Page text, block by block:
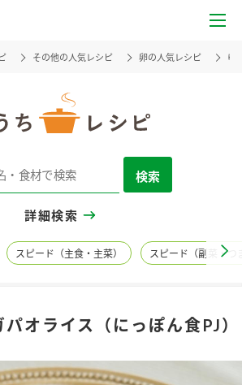
その他の人気レシピ 卵の人気レシピ ゆ
検索
詳細検索
スピード（主食・主菜） スピード（副菜・つ
オライス（にっぽん食PJ）